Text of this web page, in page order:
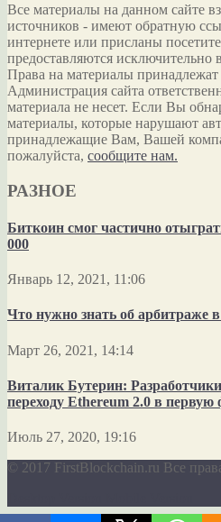
Все материалы на данном сайте
источников - имеют обратную
интернете или присланы
предоставляются исключительно
Права на материалы принадлежат
Администрация сайта
материала не несет. Если Вы
материалы, которые нарушают
принадлежащие Вам, Вашей
пожалуйста, сообщите нам.
РАЗНОЕ
Биткоин смог частично
000
Январь 12, 2021, 11:06
Что нужно знать об арбитраже
Март 26, 2021, 14:14
Виталик Бутерин:
переходу Ethereum 2.0 в первую
Июль 27, 2020, 19:16
© 2017 FirstBlockchain.ru Все